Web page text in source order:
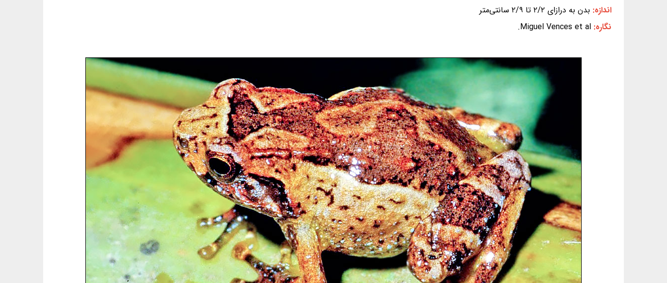
اندازه: بدن به درازای ۲/۲ تا ۲/۹ سانتی‌متر
نگاره: Miguel Vences et al.